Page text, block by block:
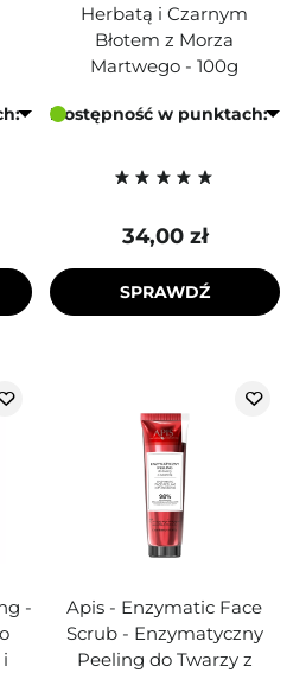
Herbatą i Czarnym
Błotem z Morza
Martwego - 100g
Dostępność w punktach:
34,00 zł
SPRAWDŹ
-
Apis - Enzymatic Face
Scrub - Enzymatyczny
Peeling do Twarzy z